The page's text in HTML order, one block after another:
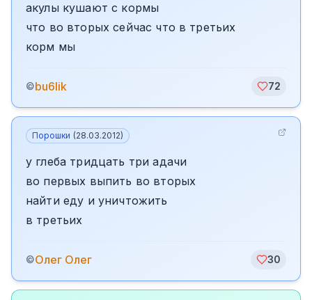
акулы кушают с кормы
что во вторых сейчас что в третьих
корм мы
©bu6lik 72
Порошки (28.03.2012)
у глеба тридцать три адачи
во первых выпить во вторых
найти еду и уничтожить
в третьих
©Олег Олег 30